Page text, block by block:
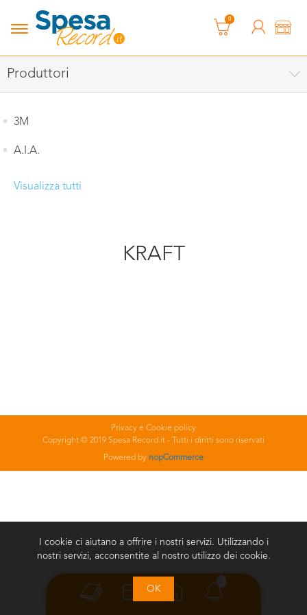
0
Produttori
3M
A.I.A.
Visualizza tutti
KRAFT
Privacy e Cookie policy
Copyright © 2019 Spesa Record.it - Tutti i diritti sono riservati
Powered by nopCommerce
I cookie ci aiutano a offrire i nostri servizi. Utilizzando i
nostri servizi, acconsentite al nostro utilizzo dei cookie.
OK